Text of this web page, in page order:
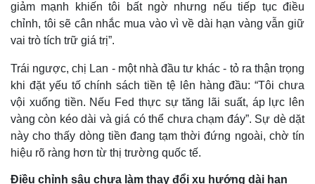
Thế giới
Quan sát
Cuộc sống đó đây
Hồ sơ
Ảnh
E-Magazine
Infographic
giảm mạnh khiến tôi bất ngờ nhưng nếu tiếp tục điều
chỉnh, tôi sẽ cân nhắc mua vào vì về dài hạn vàng vẫn giữ
vai trò tích trữ giá trị”.
Trái ngược, chị Lan - một nhà đầu tư khác - tỏ ra thận trọng
khi đặt yếu tố chính sách tiền tệ lên hàng đầu: “Tôi chưa
vội xuống tiền. Nếu Fed thực sự tăng lãi suất, áp lực lên
vàng còn kéo dài và giá có thể chưa chạm đáy”. Sự dè dặt
này cho thấy dòng tiền đang tạm thời đứng ngoài, chờ tín
hiệu rõ ràng hơn từ thị trường quốc tế.
Điều chỉnh sâu chưa làm thay đổi xu hướng dài hạn